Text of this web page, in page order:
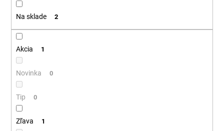
Na sklade 2
Akcia 1
Novinka 0
Tip 0
Zľava 1
j